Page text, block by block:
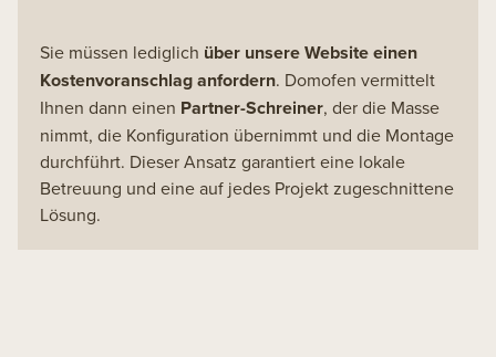
Sie müssen lediglich über unsere Website einen
Kostenvoranschlag anfordern. Domofen vermittelt
Ihnen dann einen Partner-Schreiner, der die Masse
nimmt, die Konfiguration übernimmt und die Montage
durchführt. Dieser Ansatz garantiert eine lokale
Betreuung und eine auf jedes Projekt zugeschnittene
Lösung.